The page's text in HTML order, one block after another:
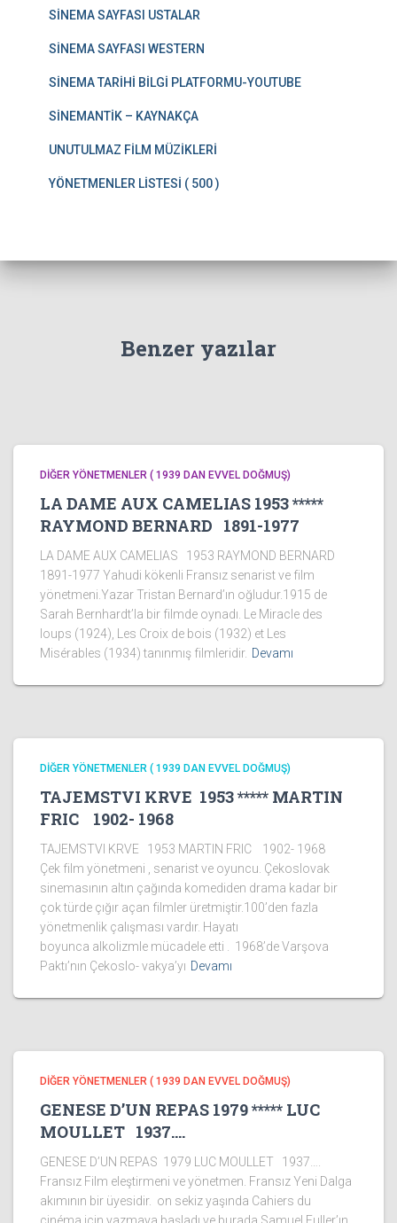
SİNEMA SAYFASI USTALAR
SİNEMA SAYFASI WESTERN
SİNEMA TARİHİ BİLGİ PLATFORMU-YOUTUBE
SİNEMANTİK – KAYNAKÇA
UNUTULMAZ FİLM MÜZİKLERİ
YÖNETMENLER LİSTESİ ( 500 )
Benzer yazılar
DİĞER YÖNETMENLER ( 1939 DAN EVVEL DOĞMUŞ)
LA DAME AUX CAMELIAS 1953 *****
RAYMOND BERNARD 1891-1977
LA DAME AUX CAMELIAS 1953 RAYMOND BERNARD
1891-1977 Yahudi kökenli Fransız senarist ve film
yönetmeni.Yazar Tristan Bernard’ın oğludur.1915 de
Sarah Bernhardt’la bir filmde oynadı. Le Miracle des
loups (1924), Les Croix de bois (1932) et Les
Misérables (1934) tanınmış filmleridir. Devamı
DİĞER YÖNETMENLER ( 1939 DAN EVVEL DOĞMUŞ)
TAJEMSTVI KRVE 1953 ***** MARTIN
FRIC 1902- 1968
TAJEMSTVI KRVE 1953 MARTIN FRIC 1902- 1968
Çek film yönetmeni , senarist ve oyuncu. Çekoslovak
sinemasının altın çağında komediden drama kadar bir
çok türde çığır açan filmler üretmiştir.100’den fazla
yönetmenlik çalışması vardır. Hayatı
boyunca alkolizmle mücadele etti . 1968’de Varşova
Paktı’nın Çekoslo- vakya’yı Devamı
DİĞER YÖNETMENLER ( 1939 DAN EVVEL DOĞMUŞ)
GENESE D’UN REPAS 1979 ***** LUC
MOULLET 1937….
GENESE D’UN REPAS 1979 LUC MOULLET 1937….
Fransız Film eleştirmeni ve yönetmen. Fransız Yeni Dalga
akımının bir üyesidir. on sekiz yaşında Cahiers du